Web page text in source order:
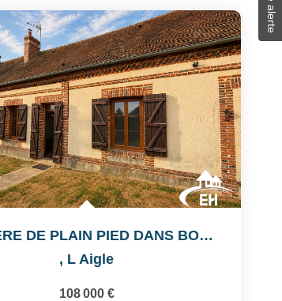
LONGERE DE PLAIN PIED DANS BOURG AVEC COMMERCES
, L Aigle
108 000 €